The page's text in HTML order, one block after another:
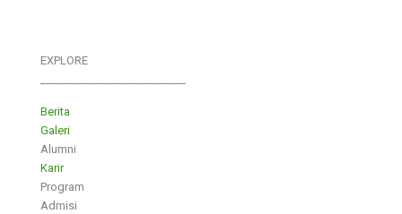
EXPLORE
Berita
Galeri
Alumni
Karir
Program
Admisi